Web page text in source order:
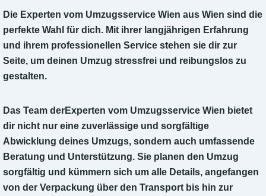
Die Experten vom Umzugsservice Wien aus Wien sind die
perfekte Wahl für dich. Mit ihrer langjährigen Erfahrung
und ihrem professionellen Service stehen sie dir zur
Seite, um deinen Umzug stressfrei und reibungslos zu
gestalten.
Das Team derExperten vom Umzugsservice Wien bietet
dir nicht nur eine zuverlässige und sorgfältige
Abwicklung deines Umzugs, sondern auch umfassende
Beratung und Unterstützung. Sie planen den Umzug
sorgfältig und kümmern sich um alle Details, angefangen
von der Verpackung über den Transport bis hin zur